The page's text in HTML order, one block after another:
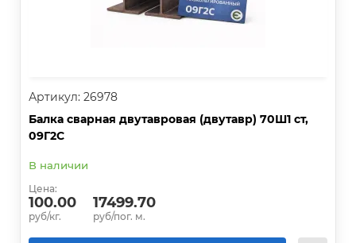
Артикул: 26978
Балка сварная двутавровая (двутавр) 70Ш1 ст,
09Г2С
В наличии
Цена:
100.00
руб/кг.
17499.70
руб/пог. м.